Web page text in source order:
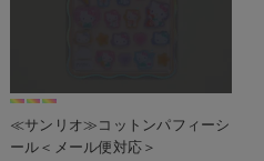
≪サンリオ≫コットンパフィーシ
ール＜メール便対応＞